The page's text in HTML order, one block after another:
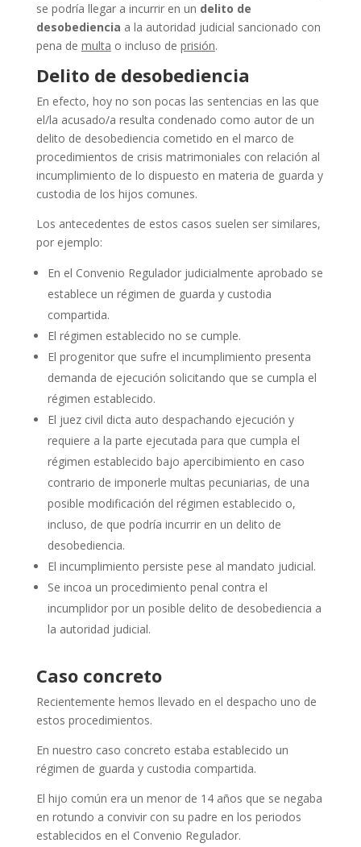
se podría llegar a incurrir en un delito de
desobediencia a la autoridad judicial sancionado con
pena de multa o incluso de prisión.
Delito de desobediencia
En efecto, hoy no son pocas las sentencias en las que
el/la acusado/a resulta condenado como autor de un
delito de desobediencia cometido en el marco de
procedimientos de crisis matrimoniales con relación al
incumplimiento de lo dispuesto en materia de guarda y
custodia de los hijos comunes.
Los antecedentes de estos casos suelen ser similares,
por ejemplo:
En el Convenio Regulador judicialmente aprobado se
establece un régimen de guarda y custodia
compartida.
El régimen establecido no se cumple.
El progenitor que sufre el incumplimiento presenta
demanda de ejecución solicitando que se cumpla el
régimen establecido.
El juez civil dicta auto despachando ejecución y
requiere a la parte ejecutada para que cumpla el
régimen establecido bajo apercibimiento en caso
contrario de imponerle multas pecuniarias, de una
posible modificación del régimen establecido o,
incluso, de que podría incurrir en un delito de
desobediencia.
El incumplimiento persiste pese al mandato judicial.
Se incoa un procedimiento penal contra el
incumplidor por un posible delito de desobediencia a
la autoridad judicial.
Caso concreto
Recientemente hemos llevado en el despacho uno de
estos procedimientos.
En nuestro caso concreto estaba establecido un
régimen de guarda y custodia compartida.
El hijo común era un menor de 14 años que se negaba
en rotundo a convivir con su padre en los periodos
establecidos en el Convenio Regulador.